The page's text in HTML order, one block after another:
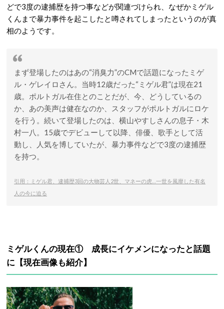
どで3度の逮捕歴を持つ事などが関連づけられ、なぜかミゲル
くんまで暴力事件を起こしたと噂されてしまったというのが真
相のようです。
まず登場したのはあの“消臭力”のCMで話題になったミゲ
ル・ゲレイロさん。当時12歳だった“ミゲル君”は現在21
歳。ポルトガル在住とのことだが、今、どうしているの
か、あの美声は健在なのか、スタッフがポルトガルにロケ
を行う。続いて登場したのは、横山やすしさんの息子・木
村一八。15歳でデビューして以降、俳優、歌手として活
動し、人気を博していたが、暴力事件などで3度の逮捕歴
を持つ。
引用：ミゲル君、逮捕歴3回の大物芸人2世、マネーの虎…一世を風靡した有名
人の今に迫る
ミゲルくんの現在① 成長にイケメンになったと話題
に【現在画像も紹介】